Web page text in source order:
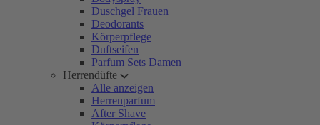
Duschgel Frauen
Deodorants
Körperpflege
Duftseifen
Parfum Sets Damen
Herrendüfte
Alle anzeigen
Herrenparfum
After Shave